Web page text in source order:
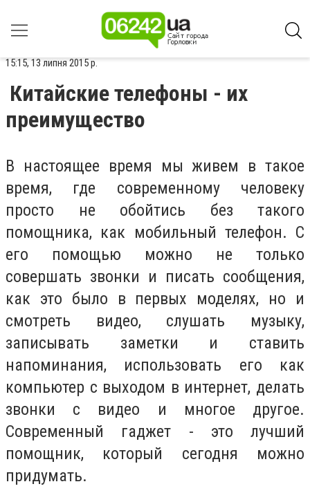
15:15, 13 липня 2015 р.
Китайские телефоны - их
преимущество
В настоящее время мы живем в такое
время, где современному человеку
просто не обойтись без такого
помощника, как мобильный телефон. С
его помощью можно не только
совершать звонки и писать сообщения,
как это было в первых моделях, но и
смотреть видео, слушать музыку,
записывать заметки и ставить
напоминания, использовать его как
компьютер с выходом в интернет, делать
звонки с видео и многое другое.
Современный гаджет - это лучший
помощник, который сегодня можно
придумать.